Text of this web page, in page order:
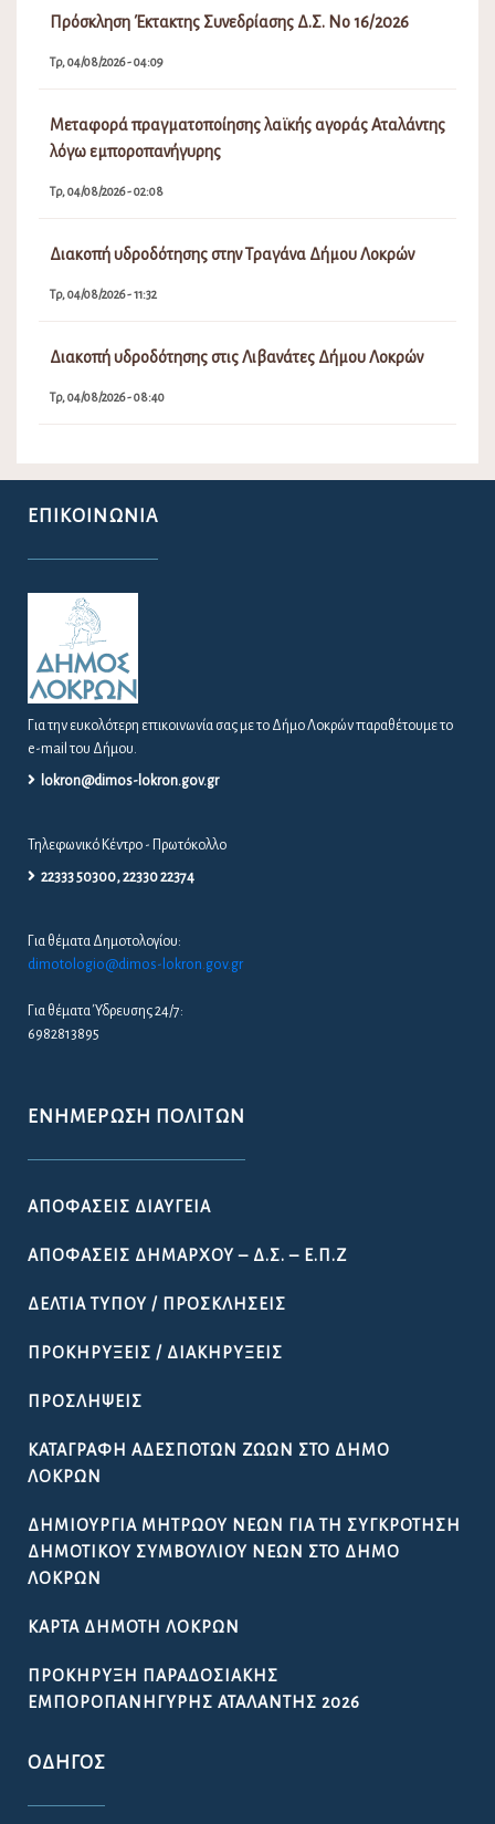
Πρόσκληση Έκτακτης Συνεδρίασης Δ.Σ. Νο 16/2026
Τρ, 04/08/2026 - 04:09
Μεταφορά πραγματοποίησης λαϊκής αγοράς Αταλάντης
λόγω εμποροπανήγυρης
Τρ, 04/08/2026 - 02:08
Διακοπή υδροδότησης στην Τραγάνα Δήμου Λοκρών
Τρ, 04/08/2026 - 11:32
Διακοπή υδροδότησης στις Λιβανάτες Δήμου Λοκρών
Τρ, 04/08/2026 - 08:40
ΕΠΙΚΟΙΝΩΝΊΑ
Για την ευκολότερη επικοινωνία σας με το Δήμο Λοκρών παραθέτουμε το
e-mail του Δήμου.
lokron@dimos-lokron.gov.gr
Τηλεφωνικό Κέντρο - Πρωτόκολλο
22333 50300, 22330 22374
Για θέματα Δημοτολογίου:
dimotologio@dimos-lokron.gov.gr
Για θέματα Ύδρευσης 24/7:
6982813895
ΕΝΗΜΈΡΩΣΗ ΠΟΛΙΤΏΝ
ΑΠΟΦΆΣΕΙΣ ΔΙΑΎΓΕΙΑ
ΑΠΟΦΆΣΕΙΣ ΔΗΜΆΡΧΟΥ – Δ.Σ. – Ε.Π.Ζ
ΔΕΛΤΊΑ ΤΎΠΟΥ / ΠΡΟΣΚΛΉΣΕΙΣ
ΠΡΟΚΗΡΎΞΕΙΣ / ΔΙΑΚΗΡΎΞΕΙΣ
ΠΡΟΣΛΉΨΕΙΣ
ΚΑΤΑΓΡΑΦΉ ΑΔΈΣΠΟΤΩΝ ΖΏΩΝ ΣΤΟ ΔΉΜΟ
ΛΟΚΡΏΝ
ΔΗΜΙΟΥΡΓΊΑ ΜΗΤΡΏΟΥ ΝΈΩΝ ΓΙΑ ΤΗ ΣΥΓΚΡΌΤΗΣΗ
ΔΗΜΟΤΙΚΟΎ ΣΥΜΒΟΥΛΊΟΥ ΝΈΩΝ ΣΤΟ ΔΉΜΟ
ΛΟΚΡΏΝ
ΚΆΡΤΑ ΔΗΜΌΤΗ ΛΟΚΡΏΝ
ΠΡΟΚΉΡΥΞΗ ΠΑΡΑΔΟΣΙΑΚΉΣ
ΕΜΠΟΡΟΠΑΝΉΓΥΡΗΣ ΑΤΑΛΆΝΤΗΣ 2026
ΟΔΗΓΌΣ